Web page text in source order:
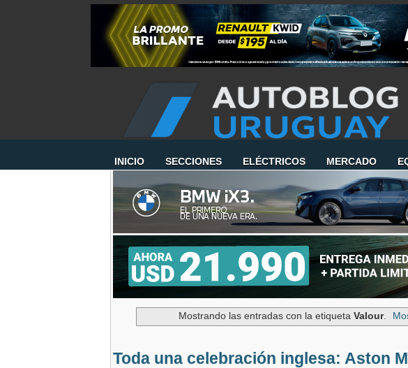
INICIO SECCIONES ELÉCTRICOS MERCADO
Mostrando las entradas con la etiqueta Valour.
Toda una celebración inglesa: Aston